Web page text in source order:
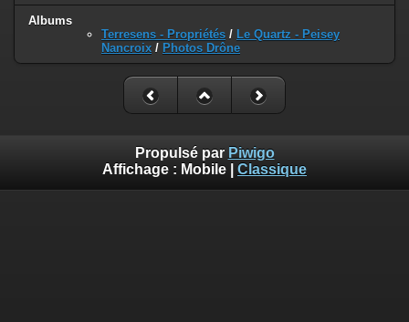
Albums
Terresens - Propriétés / Le Quartz - Peisey
Nancroix / Photos Drône
Propulsé par Piwigo
Affichage : Mobile Classique